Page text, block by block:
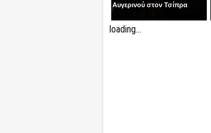
Αυγερινού στον Τσίπρα
loading...